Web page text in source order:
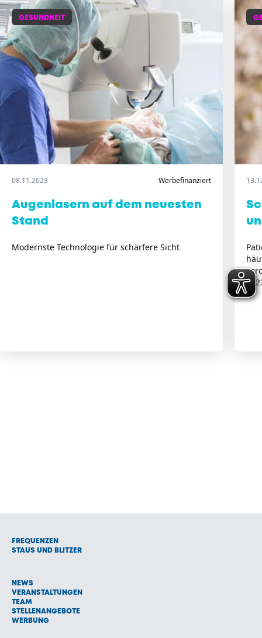
GESUNDHEIT
08.11.2023 Werbefinanziert
Augenlasern auf dem neuesten
Stand
Modernste Technologie für schärfere Sicht
FREQUENZEN
STAUS UND BLITZER
NEWS
VERANSTALTUNGEN
TEAM
STELLENANGEBOTE
WERBUNG